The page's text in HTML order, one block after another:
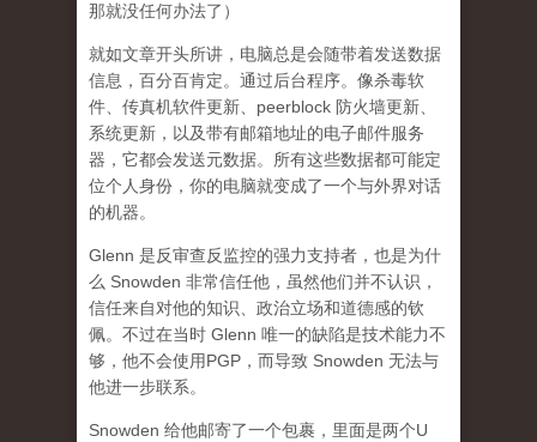
那就没任何办法了）
就如文章开头所讲，电脑总是会随带着发送数据
信息，百分百肯定。通过后台程序。像杀毒软
件、传真机软件更新、peerblock 防火墙更新、
系统更新，以及带有邮箱地址的电子邮件服务
器，它都会发送元数据。所有这些数据都可能定
位个人身份，你的电脑就变成了一个与外界对话
的机器。
Glenn 是反审查反监控的强力支持者，也是为什
么 Snowden 非常信任他，虽然他们并不认识，
信任来自对他的知识、政治立场和道德感的钦
佩。不过在当时 Glenn 唯一的缺陷是技术能力不
够，他不会使用PGP，而导致 Snowden 无法与
他进一步联系。
Snowden 给他邮寄了一个包裹，里面是两个U